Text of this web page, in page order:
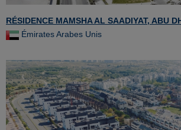
RÉSIDENCE MAMSHA AL SAADIYAT, ABU
Émirates Arabes Unis